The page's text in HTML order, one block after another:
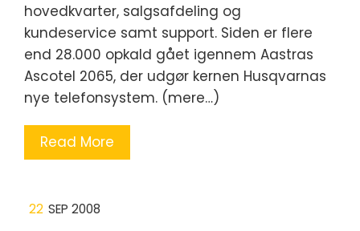
hovedkvarter, salgsafdeling og
kundeservice samt support. Siden er flere
end 28.000 opkald gået igennem Aastras
Ascotel 2065, der udgør kernen Husqvarnas
nye telefonsystem. (mere…)
Read More
22 SEP 2008